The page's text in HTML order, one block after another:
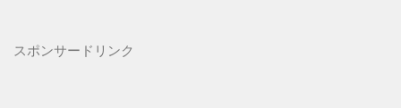
スポンサードリンク